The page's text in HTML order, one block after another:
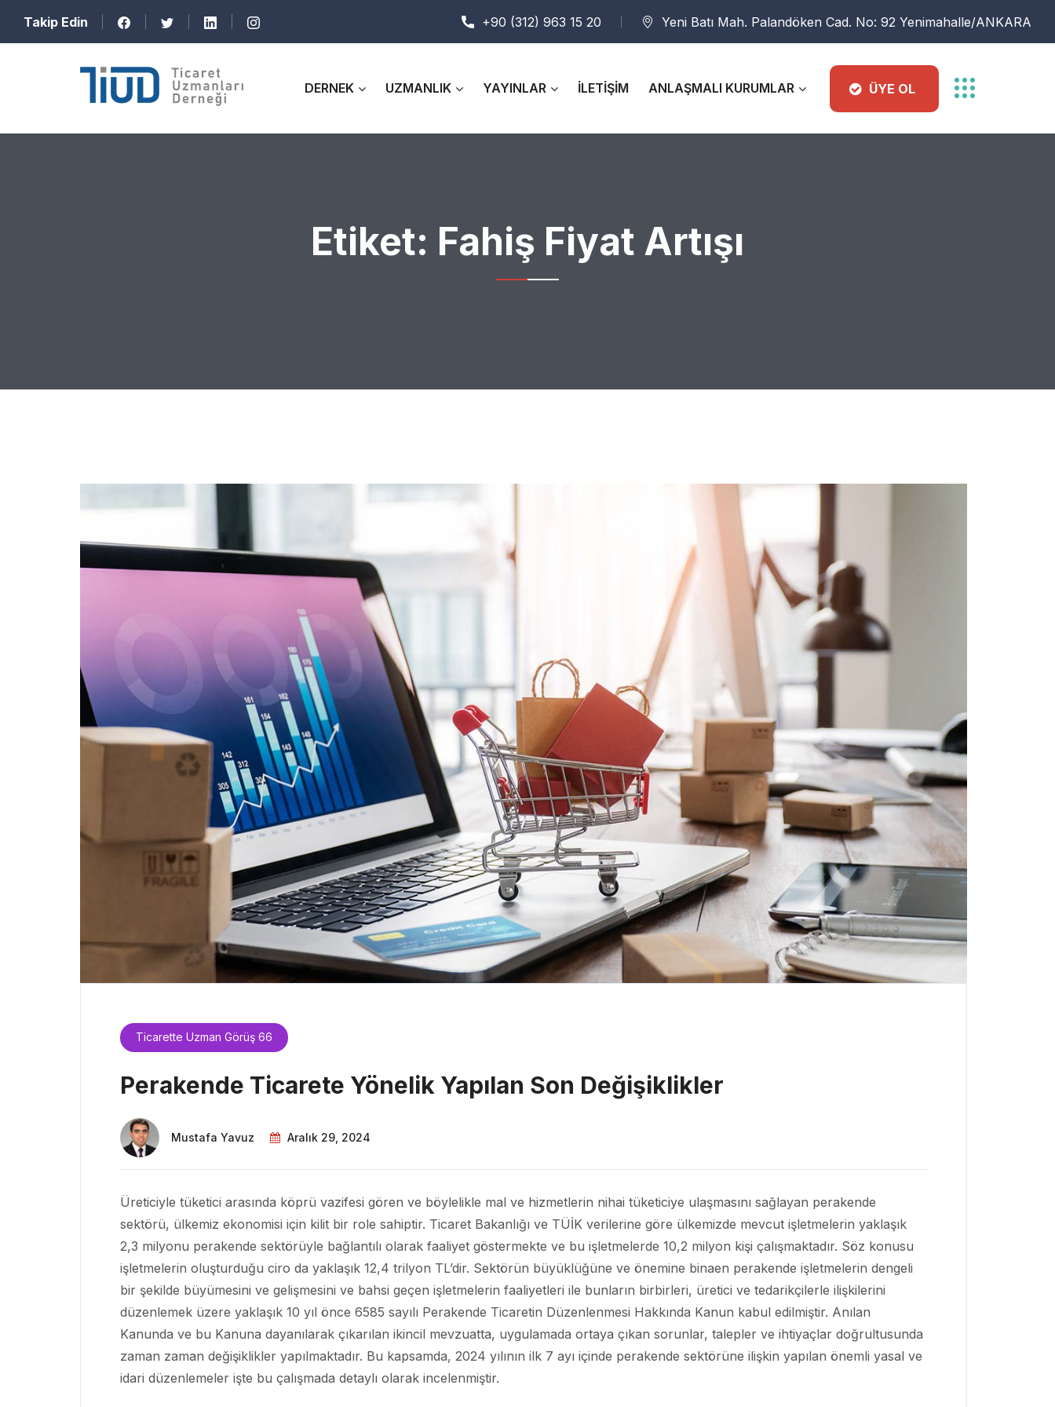
Takip Edin +90 (312) 963 15 20 Yeni Batı Mah. Palandöken Cad. No: 92 Yenimahalle/ANKARA
DERNEK UZMANLIK YAYINLAR İLETİŞİM ANLAŞMALI KURUMLAR ÜYE OL
Etiket: Fahiş Fiyat Artışı
Ticarette Uzman Görüş 66
Perakende Ticarete Yönelik Yapılan Son Değişiklikler
Mustafa Yavuz Aralık 29, 2024
Üreticiyle tüketici arasında köprü vazifesi gören ve böylelikle mal ve hizmetlerin nihai tüketiciye ulaşmasını sağlayan perakende
sektörü, ülkemiz ekonomisi için kilit bir role sahiptir. Ticaret Bakanlığı ve TÜİK verilerine göre ülkemizde mevcut işletmelerin yaklaşık
2,3 milyonu perakende sektörüyle bağlantılı olarak faaliyet göstermekte ve bu işletmelerde 10,2 milyon kişi çalışmaktadır. Söz konusu
işletmelerin oluşturduğu ciro da yaklaşık 12,4 trilyon TL’dir. Sektörün büyüklüğüne ve önemine binaen perakende işletmelerin dengeli
bir şekilde büyümesini ve gelişmesini ve bahsi geçen işletmelerin faaliyetleri ile bunların birbirleri, üretici ve tedarikçilerle ilişkilerini
düzenlemek üzere yaklaşık 10 yıl önce 6585 sayılı Perakende Ticaretin Düzenlenmesi Hakkında Kanun kabul edilmiştir. Anılan
Kanunda ve bu Kanuna dayanılarak çıkarılan ikincil mevzuatta, uygulamada ortaya çıkan sorunlar, talepler ve ihtiyaçlar doğrultusunda
zaman zaman değişiklikler yapılmaktadır. Bu kapsamda, 2024 yılının ilk 7 ayı içinde perakende sektörüne ilişkin yapılan önemli yasal ve
idari düzenlemeler işte bu çalışmada detaylı olarak incelenmiştir.